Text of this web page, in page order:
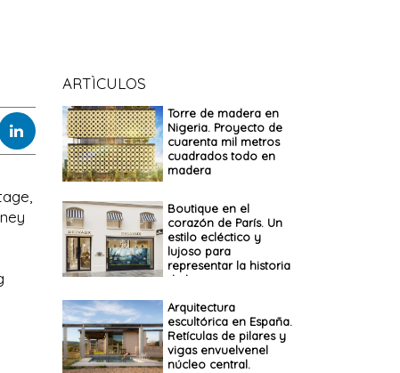
ARTÌCULOS
Torre de madera en
Nigeria. Proyecto de
cuarenta mil metros
cuadrados todo en
madera
Boutique en el
corazón de París. Un
estilo ecléctico y
lujoso para
representar la historia
de la marca
Arquitectura
escultórica en España.
Retículas de pilares y
vigas envuelvenel
núcleo central.